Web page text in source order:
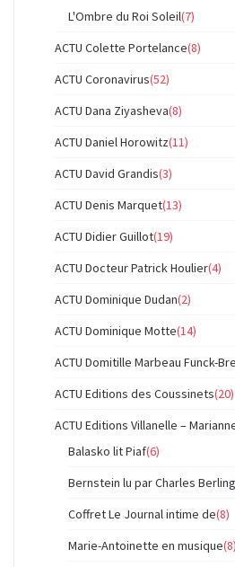
L'Ombre du Roi Soleil(7)
ACTU Colette Portelance(8)
ACTU Coronavirus(52)
ACTU Dana Ziyasheva(8)
ACTU Daniel Horowitz(11)
ACTU David Grandis(3)
ACTU Denis Marquet(13)
ACTU Didier Guillot(19)
ACTU Docteur Patrick Houlier(4)
ACTU Dominique Dudan(2)
ACTU Dominique Motte(14)
ACTU Domitille Marbeau Funck-
ACTU Editions des Coussinets(20)
ACTU Editions Villanelle –
Balasko lit Piaf(6)
Bernstein lu par Charles Berling
Coffret Le Journal intime de(8)
Marie-Antoinette en musique(8)